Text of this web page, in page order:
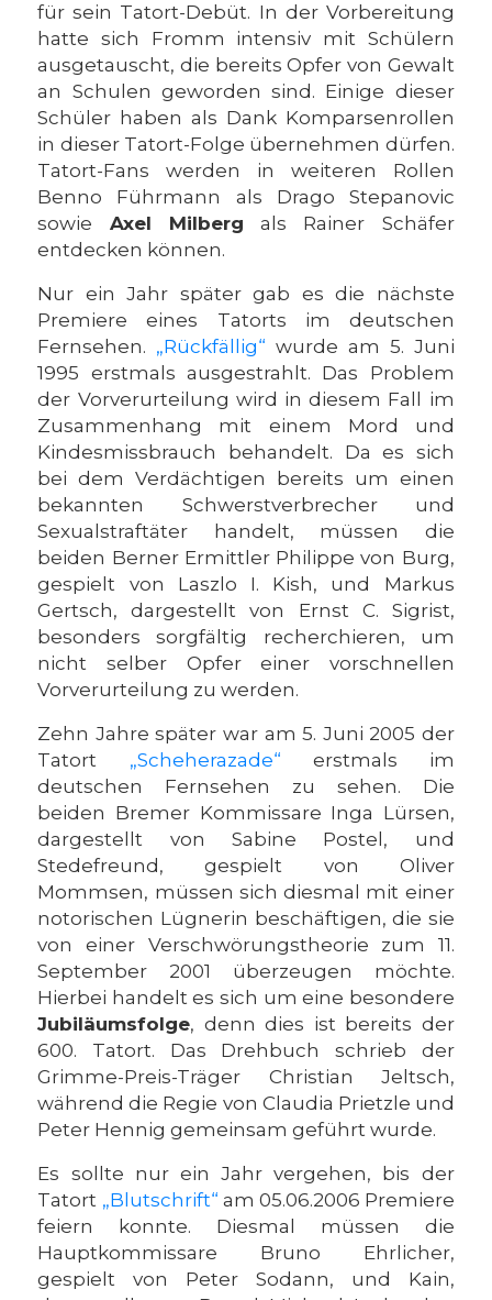
für sein Tatort-Debüt. In der Vorbereitung
hatte sich Fromm intensiv mit Schülern
ausgetauscht, die bereits Opfer von Gewalt
an Schulen geworden sind. Einige dieser
Schüler haben als Dank Komparsenrollen
in dieser Tatort-Folge übernehmen dürfen.
Tatort-Fans werden in weiteren Rollen
Benno Führmann als Drago Stepanovic
sowie Axel Milberg als Rainer Schäfer
entdecken können.
Nur ein Jahr später gab es die nächste
Premiere eines Tatorts im deutschen
Fernsehen. „Rückfällig“ wurde am 5. Juni
1995 erstmals ausgestrahlt. Das Problem
der Vorverurteilung wird in diesem Fall im
Zusammenhang mit einem Mord und
Kindesmissbrauch behandelt. Da es sich
bei dem Verdächtigen bereits um einen
bekannten Schwerstverbrecher und
Sexualstraftäter handelt, müssen die
beiden Berner Ermittler Philippe von Burg,
gespielt von Laszlo I. Kish, und Markus
Gertsch, dargestellt von Ernst C. Sigrist,
besonders sorgfältig recherchieren, um
nicht selber Opfer einer vorschnellen
Vorverurteilung zu werden.
Zehn Jahre später war am 5. Juni 2005 der
Tatort „Scheherazade“ erstmals im
deutschen Fernsehen zu sehen. Die
beiden Bremer Kommissare Inga Lürsen,
dargestellt von Sabine Postel, und
Stedefreund, gespielt von Oliver
Mommsen, müssen sich diesmal mit einer
notorischen Lügnerin beschäftigen, die sie
von einer Verschwörungstheorie zum 11.
September 2001 überzeugen möchte.
Hierbei handelt es sich um eine besondere
Jubiläumsfolge, denn dies ist bereits der
600. Tatort. Das Drehbuch schrieb der
Grimme-Preis-Träger Christian Jeltsch,
während die Regie von Claudia Prietzle und
Peter Hennig gemeinsam geführt wurde.
Es sollte nur ein Jahr vergehen, bis der
Tatort „Blutschrift“ am 05.06.2006 Premiere
feiern konnte. Diesmal müssen die
Hauptkommissare Bruno Ehrlicher,
gespielt von Peter Sodann, und Kain,